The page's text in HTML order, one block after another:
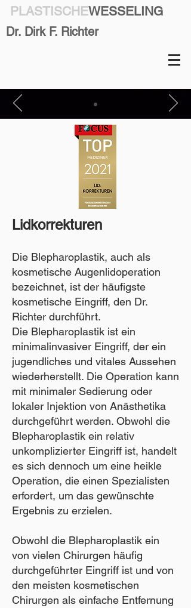
PLASTISCHEWESSELING
Dr. Dirk F. Richter
Lidkorrekturen
Die Blepharoplastik, auch als
kosmetische Augenlidoperation
bezeichnet, ist der häufigste
kosmetische Eingriff, den Dr.
Richter durchführt.
Die Blepharoplastik ist ein
minimalinvasiver Eingriff, der ein
jugendliches und vitales Aussehen
wiederherstellt. Die Operation kann
mit minimaler Sedierung oder
lokaler Injektion von Anästhetika
durchgeführt werden. Obwohl die
Blepharoplastik ein relativ
unkomplizierter Eingriff ist, handelt
es sich dennoch um eine heikle
Operation, die einen Spezialisten
erfordert, um das gewünschte
Ergebnis zu erzielen.
Obwohl die Blepharoplastik ein
von vielen Chirurgen häufig
durchgeführter Eingriff ist und von
den meisten kosmetischen
Chirurgen als einfache Entfernung